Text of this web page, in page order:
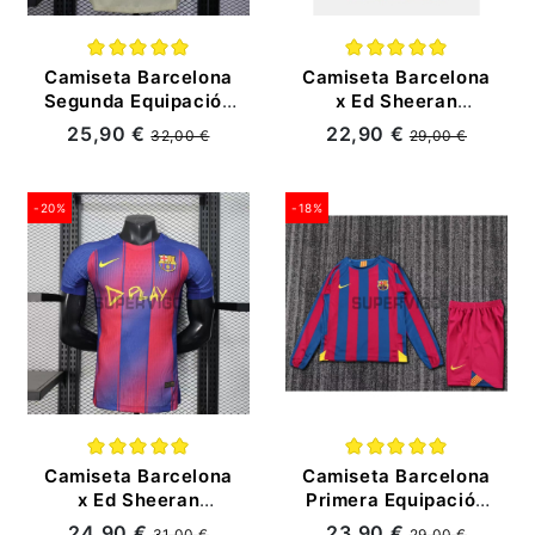
Camiseta Barcelona
Segunda Equipación
2025/2026 ML Oro
(EDICIÓN JUGADOR)
25,90 €32,00 €
Camiseta Barcelona
x Ed Sheeran
Primera Equipación
2025/2026
22,90 €29,00 €
-20%
Camiseta Barcelona
x Ed Sheeran
Primera Equipación
-18%
Camiseta Barcelona
Primera Equipación
Retro 2005/06 ML